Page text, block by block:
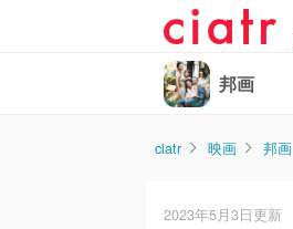
邦画
ciatr 映画 邦画
2023年5月3日更新